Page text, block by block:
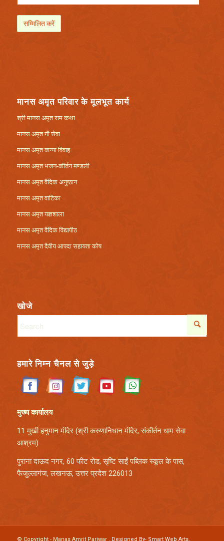
मानस अमृत परिवार के मूलभूत कार्य
श्री मानस अमृत राम कथा
मानस अमृत गौ सेवा
मानस अमृत कन्या विवाह
मानस अमृत भजन-कीर्तन मण्डली
मानस अमृत वैदिक अनुष्ठान
मानस अमृत वाटिका
मानस अमृत यज्ञशाला
मानस अमृत वैदिक विद्यापीठ
मानस अमृत दैवीय आपदा सहायता कोष
खोजे
हमारे निम्न चैनल से जुड़े
मुख्य कार्यालय
11 मुखी हनुमान मंदिर (श्री करुणानिधान मंदिर,संकीर्तन धाम सेवा
आश्रम)
पुराना दाऊद नगर, 60 फीट रोड, सृष्टि साईं पब्लिक स्कूल के पास,
फैजुल्लागंज, लखनऊ, उत्तर प्रदेश 226013
© Copyright - Manas Amrit Pariwar . Designed By- Smart Web Arts.